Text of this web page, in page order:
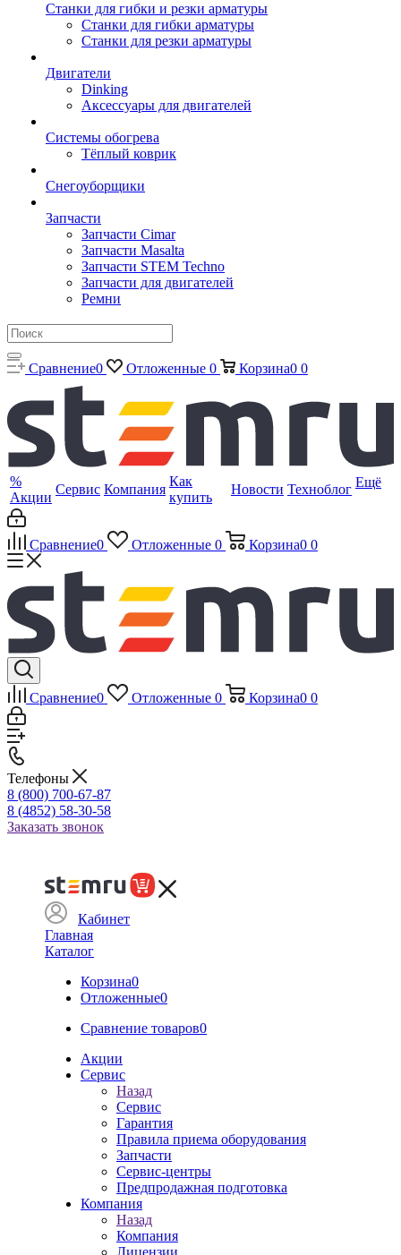
Станки для гибки и резки арматуры
Станки для гибки арматуры
Станки для резки арматуры
Двигатели
Dinking
Аксессуары для двигателей
Системы обогрева
Тёплый коврик
Снегоуборщики
Запчасти
Запчасти Cimar
Запчасти Masalta
Запчасти STEM Techno
Запчасти для двигателей
Ремни
Сравнение0 Отложенные 0 Корзина0 0
%
Акции
Сервис Компания
Как
купить
Новости Техноблог Ещё
Сравнение0 Отложенные 0 Корзина0 0
Сравнение0 Отложенные 0 Корзина0 0
Телефоны
8 (800) 700-67-87
8 (4852) 58-30-58
Заказать звонок
Кабинет
Главная
Каталог
Корзина0
Отложенные0
Сравнение товаров0
Акции
Сервис
Назад
Сервис
Гарантия
Правила приема оборудования
Запчасти
Сервис-центры
Предпродажная подготовка
Компания
Назад
Компания
Лицензии